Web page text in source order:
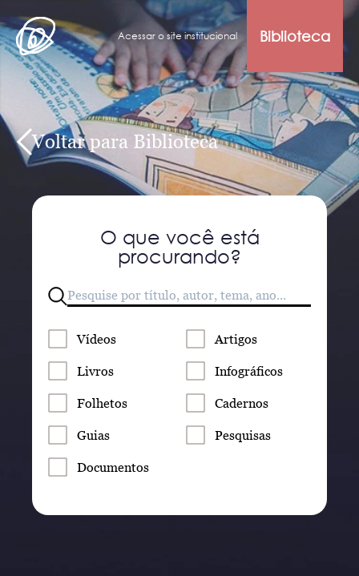
Acessar o site institucional Biblioteca
Voltar para Biblioteca
O que você está
procurando?
Vídeos Artigos
Livros Infográficos
Folhetos Cadernos
Guias Pesquisas
Documentos